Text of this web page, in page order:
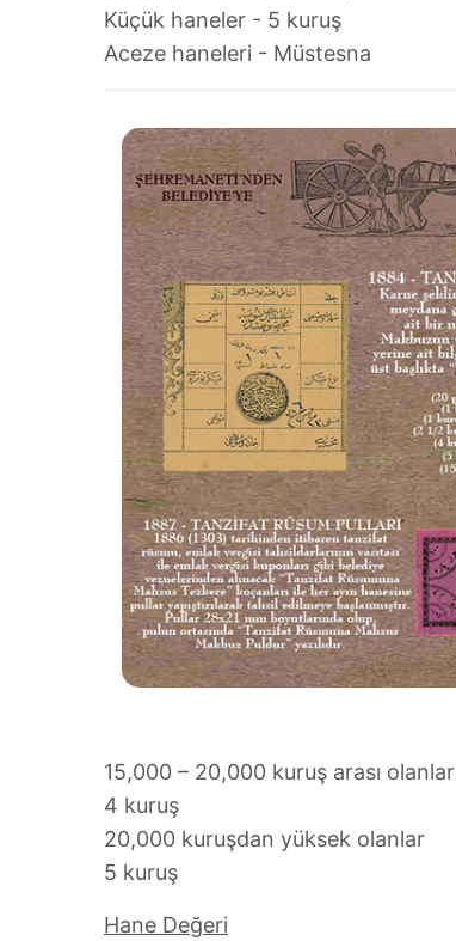
Küçük haneler - 5 kuruş
Aceze haneleri - Müstesna
15,000 – 20,000 kuruş arası olanlar
4 kuruş
20,000 kuruşdan yüksek olanlar
5 kuruş
Hane Değeri